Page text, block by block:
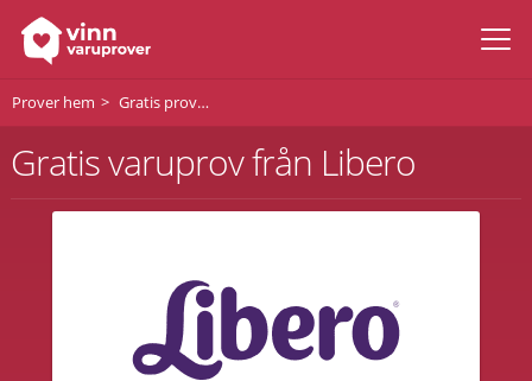
Prover hem Gratis prover av Libero
Gratis varuprov från Libero